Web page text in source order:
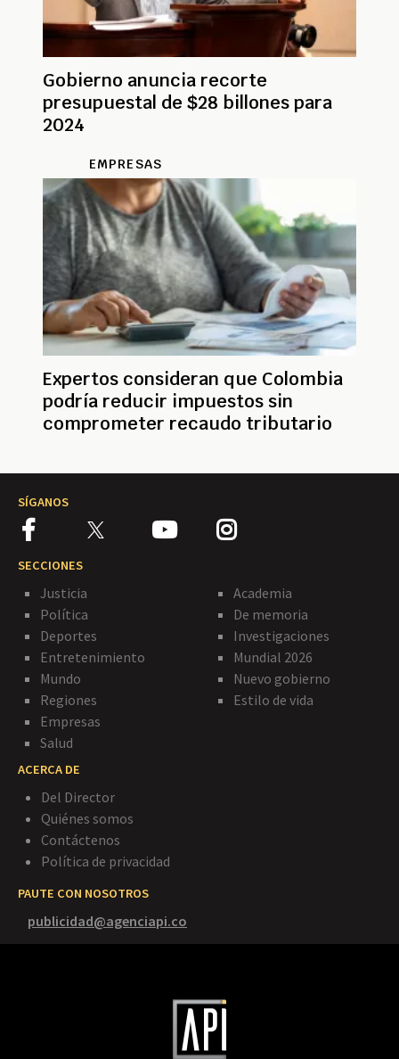
Gobierno anuncia recorte
presupuestal de $28 billones para
2024
EMPRESAS
Expertos consideran que Colombia
podría reducir impuestos sin
comprometer recaudo tributario
SÍGANOS
SECCIONES
Justicia
Política
Deportes
Entretenimiento
Mundo
Regiones
Empresas
Salud
Academia
De memoria
Investigaciones
Mundial 2026
Nuevo gobierno
Estilo de vida
ACERCA DE
Del Director
Quiénes somos
Contáctenos
Política de privacidad
PAUTE CON NOSOTROS
publicidad@agenciapi.co